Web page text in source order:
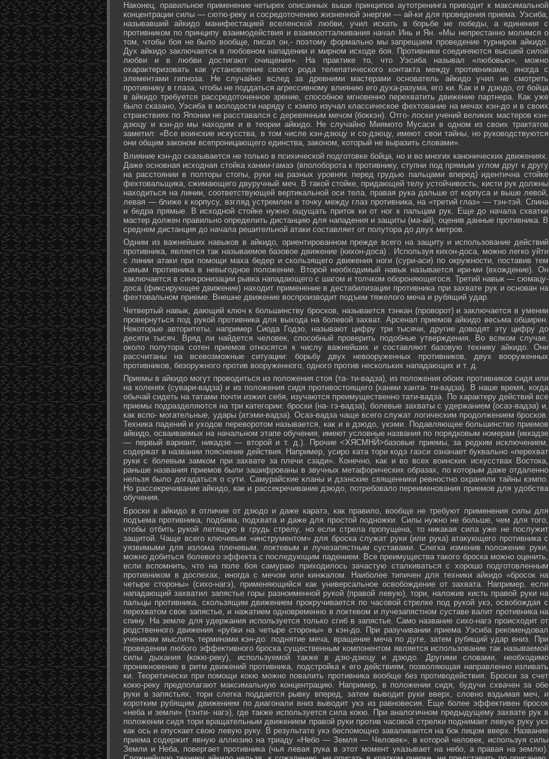
Наконец, правильное применение четырех описанных выше принципов аутотренинга приводит к максимальной
концентрации силы — сютю-реку и сосредоточению жизненной энергии — ай-ки для проведения приема. Уэсиба,
называвший айкидо манифестацией вселенской любви, учил искать в борьбе не победы, а единения с
противником по принципу взаимодействия и взаимоотталкивания начал Инь и Ян. «Мы непрестанно молимся о
том, чтобы боя не было вообще, писал он,- поэтому формально мы запрещаем проведение турниров айкидо.
Дух айкидо заключается в любовном нападении и мирном исходе боя. Противники соединяются высшей силой
любви и в любви достигают очищения». На практике то, что Уэсиба называл «любовью», можно
охарактеризовать как установление своего рода телепатического контакта между противниками, иногда с
элементами гипноза. Не случайно вслед за древними мастерами основатель айкидо учил не смотреть
противнику в глаза, чтобы не поддаться агрессивному влиянию его духа-разума, его ки. Как и в дзюдо, от бойца
в айкидо требуется рассредоточенное зрение, способное мгновенно перехватить движение партнера. Как уже
было сказано, Уэсиба в молодости наряду с кэмпо изучал классическое фехтование на мечах кэн-до и в своих
странствиях по Японии не расставался с деревянным мечом (боккэн). Отго- лоски учений великих мастеров кэн-
дзюцу и кэн-до мы находим и в теории айкидо. Не случайно Миямото Мусаси в одном из своих трактатов
заметил: «Все воинские искусства, в том числе кэн-дзюцу и со-дзюцу, имеют свои тайны, но руководствуются
они общим законом всепроницающего единства, законом, который не выразить словами».
Влияние кэн-до сказывается не только в психической подготовке бойца, но и во многих канонических движениях.
Даже основная исходная стойка ханми-гамаэ (вполоборота к противнику, ступни под прямым углом друг к другу
на расстоянии в полторы стопы, руки на разных уровнях перед грудью пальцами вперед) идентична стойке
фехтовальщика, сжимающего двуручный меч. В такой стойке, придающей телу устойчивость, кисти рук должны
находиться на линии, соответствующей вертикальной оси тела, правая рука дальше от корпуса и выше левой,
левая — ближе к корпусу, взгляд устремлен в точку между глаз противника, на «третий глаз» — тэн-тэй. Спина
и бедра прямые. В исходной стойке нужно ощущать приток ки от ног к пальцам рук. Еще до начала схватки
мастер должен правильно определить дистанцию для нападения и защиты (ма-ай), оценив данные противника. В
среднем дистанция до начала решительной атаки составляет от полутора до двух метров.
Одним из важнейших навыков в айкидо, ориентированном прежде всего на защиту и использование действий
противника, является так называемое базовое движение (кихон-доса) . Используя кихон-доса, можно легко уйти
с линии атаки при помощи маха бедер и скользящего движения ноги (сури-аси) по окружности, поставив тем
самым противника в невыгодное положение. Второй необходимый навык называется ири-ми (вхождение). Он
заключается в синхронизации рывка нападающего с шагом и толчком обороняющегося. Третий навык — сюмацу-
доса (фиксирующее движение) находит применение в дестабилизации противника при захвате рук и основан на
фехтовальном приеме. Внешне движение воспроизводит подъем тяжелого меча и рубящий удар.
Четвертый навык, дающий ключ к большинству бросков, называется тэнкан (проворот) и заключается в умении
провернуться под рукой противника для выхода на болевой захват. Арсенал приемов айкидо весьма обширен.
Некоторые авторитеты, например Сиода Годзо, называют цифру три тысячи, другие доводят эту цифру до
десяти тысяч. Вряд ли найдется человек, способный проверить подобные утверждения. Во всяком случае,
около полутора сотен приемов относятся к числу важнейших и составляют базовую технику айкидо. Они
рассчитаны на всевозможные ситуации: борьбу двух невооруженных противников, двух вооруженных
противников, безоружного против вооруженного, одного против нескольких нападающих и т. д.
Приемы в айкидо могут проводиться из положения стоя (та- ти-вадза), из положения обоих противников сидя или
на коленях (сувари-вадза) и из положения сидя противостоящего (ханми ханта- ти-вадза). В наше время, когда
обычай сидеть на татами почти изжил себя, изучаются преимущественно тати-вадза. По характеру действий все
приемы подразделяются на три категории: броски (на- гэ-вадза), болевые захваты с удержанием (осаэ-вадза) и,
как вспо- могательные, удары (атэми-вадза). Осаэ-вадза чаще всего служат логическим продолжением бросков.
Техника падений и уходов переворотом называется, как и в дзюдо, укэми. Подавляющее большинство приемов
айкидо, осваиваемых на начальном этапе обучения, имеют условные названия по порядковым номерам (иккадзе
— первый вариант, никадзе — второй и т. д.). Прочие <ХЯСМНЙ>базовые приемы, за редким исключением,
содержат в названии пояснение действия. Например, усиро ката тори кодэ гаэси означает буквально «перехват
руки с болевым замком при захвате за плечи сзади». Конечно, как и во всех воинских искусствах Востока,
раньше названия приемов были зашифрованы в звучных метафорических образах, по которым даже отдаленно
нельзя было догадаться о сути. Самурайские кланы и дзэнские священники ревностно охраняли тайны кэмпо.
Но рассекречивание айкидо, как и рассекречивание дзюдо, потребовало переименования приемов для удобства
обучения.
Броски в айкидо в отличие от дзюдо и даже каратэ, как правило, вообще не требуют применения силы для
подъема противника, подбива, подхвата и даже для простой подножки. Силы нужно не больше, чем для того,
чтобы отбить рукой летящую в грудь стрелу, но если стрела пропущена, то никакая сила уже не послужит
защитой. Чаще всего ключевым «инструментом» для броска служат руки (или рука) атакующего противника с
уязвимыми для излома плечевым, локтевым и лучезапястным суставами. Слегка изменив положение руки,
можно добиться болевого эффекта с последующим падением. Все преимущества такого броска можно оценить,
если вспомнить, что на поле боя самураю приходилось зачастую сталкиваться с хорошо подготовленным
противником в доспехах, иногда с мечом или кинжалом. Наиболее типичен для техники айкидо «бросок на
четыре стороны» (сихо-нагэ), применяющийся как универсальное освобождение от захвата. Например, если
нападающий захватил запястье горы разноименной рукой (правой левую), тори, наложив кисть правой руки на
пальцы противника, скользящим движением прокручивается по часовой стрелке под рукой укэ, освобождая с
перехватом свое запястье, и нажатием одновременно в локтевом и лучезапястном суставе валит противника на
спину. На земле для удержания используется только сгиб в запястье. Само название сихо-нагэ происходит от
родственного движения «рубки на четыре стороны» в кэн-до. При разучивании приема Уэсиба рекомендовал
ученикам мыслить терминами кэн-до: поднятие меча, вращение меча по дуге, затем рубящий удар вниз. При
проведении любого эффективного броска существенным компонентом является использование так называемой
силы дыхания (кокю-реку), используемой также в дзю-дзюцу и дзюдо. Другими словами, необходимо
проникновение в ритм движений противника, подстройка к его действиям, позволяющая направленно изливать
ки. Теоретически при помощи кокю можно повалить противника вообще без противодействия. Броски за счет
кокю-реку предполагают максимальную концентрацию. Например, в положении сидя, будучи схвачен за обе
руки в запястьях, тори слегка поддается рывку вперед, затем выводит руки вверх, словно вздымая меч, и
коротким рубящим движением по диагонали вниз выводит укэ из равновесия. Еще более эффективен бросок
«неба и земли» (тэнти- нагэ), где также используется сила кокю. При аналогичном предыдущему захвате рук в
положении сидя тори вращательным движением правой руки против часовой стрелки поднимает левую руку укэ
как ось и опускает свою левую руку. В результате укэ беспомощно заваливается на бок лицом вверх. Название
приема содержит явную аллюзию на триаду «Небо — Земля — Человек», в которой человек, используя силы
Земли и Неба, повергает противника (чья левая рука в этот момент указывает на небо, а правая на землю).